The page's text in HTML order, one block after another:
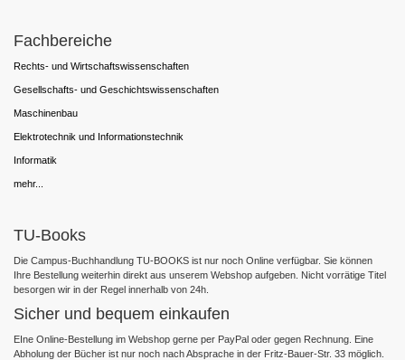
Fachbereiche
Rechts- und Wirtschaftswissenschaften
Gesellschafts- und Geschichtswissenschaften
Maschinenbau
Elektrotechnik und Informationstechnik
Informatik
mehr...
TU-Books
Die Campus-Buchhandlung TU-BOOKS ist nur noch Online verfügbar. Sie können
Ihre Bestellung weiterhin direkt aus unserem Webshop aufgeben. Nicht vorrätige Titel
besorgen wir in der Regel innerhalb von 24h.
Sicher und bequem einkaufen
EIne Online-Bestellung im Webshop gerne per PayPal oder gegen Rechnung. Eine
Abholung der Bücher ist nur noch nach Absprache in der Fritz-Bauer-Str. 33 möglich.